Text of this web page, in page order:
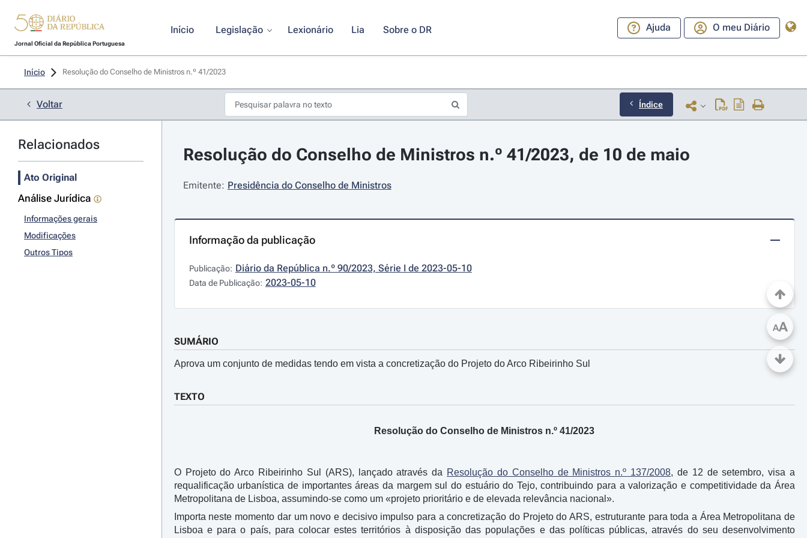
Jornal Oficial da República Portuguesa
Início Legislação Lexionário Lia Sobre o DR Ajuda O meu Diário
Início Resolução do Conselho de Ministros n.º 41/2023
Voltar Índice
Relacionados
Ato Original
Análise Jurídica
Informações gerais
Modificações
Outros Tipos
Resolução do Conselho de Ministros n.º 41/2023, de 10 de maio
Emitente: Presidência do Conselho de Ministros
Informação da publicação
Publicação: Diário da República n.º 90/2023, Série I de 2023-05-10
Data de Publicação: 2023-05-10
SUMÁRIO
Aprova um conjunto de medidas tendo em vista a concretização do Projeto do Arco Ribeirinho Sul
TEXTO
Resolução do Conselho de Ministros n.º 41/2023
O Projeto do Arco Ribeirinho Sul (ARS), lançado através da Resolução do Conselho de Ministros n.º 137/2008, de 12 de setembro, visa a
requalificação urbanística de importantes áreas da margem sul do estuário do Tejo, contribuindo para a valorização e competitividade da Área
Metropolitana de Lisboa, assumindo-se como um «projeto prioritário e de elevada relevância nacional».
Importa neste momento dar um novo e decisivo impulso para a concretização do Projeto do ARS, estruturante para toda a Área Metropolitana de
Lisboa e para o país, para colocar estes territórios à disposição das populações e das políticas públicas, através do seu desenvolvimento
AA